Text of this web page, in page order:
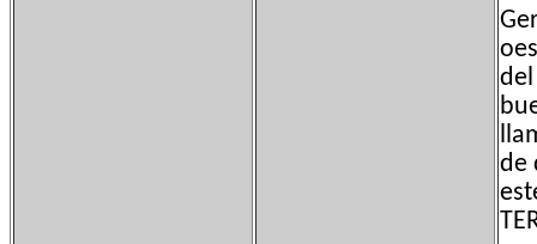
de